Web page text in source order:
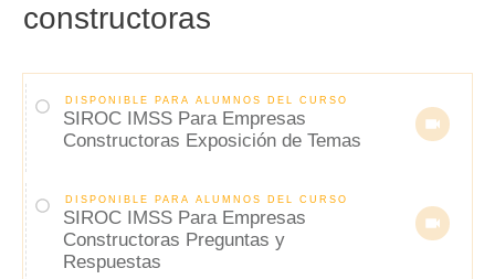
constructoras
DISPONIBLE PARA ALUMNOS DEL CURSO
SIROC IMSS Para Empresas
Constructoras Exposición de Temas
DISPONIBLE PARA ALUMNOS DEL CURSO
SIROC IMSS Para Empresas
Constructoras Preguntas y
Respuestas